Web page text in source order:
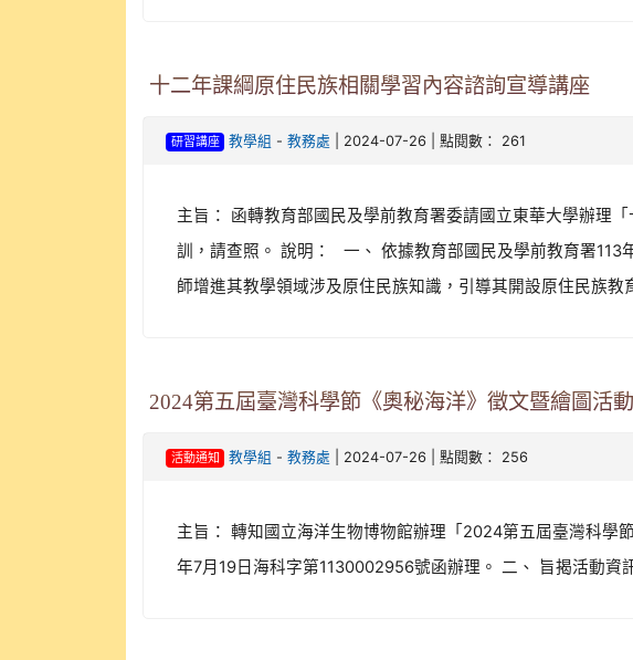
十二年課綱原住民族相關學習內容諮詢宣導講座
研習講座 教學組 -教務處 | 2024-07-26 | 點閱數： 261
主旨： 函轉教育部國民及學前教育署委請國立東華大學辦理
訓，請查照。 說明： 一、 依據教育部國民及學前教育署113
師增進其教學領域涉及原住民族知識，引導其開設原住民族
2024第五屆臺灣科學節《奧秘海洋》徵文暨繪圖活動
活動通知 教學組 -教務處 | 2024-07-26 | 點閱數： 256
主旨： 轉知國立海洋生物博物館辦理「2024第五屆臺灣科
年7月19日海科字第1130002956號函辦理。 二、 旨揭活動